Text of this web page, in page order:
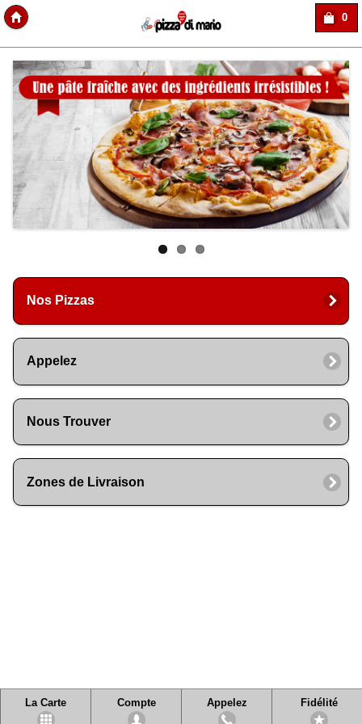
0
Nos Pizzas
Appelez
Nous Trouver
Zones de Livraison
La Carte Compte Appelez Fidélité
Copyright Des-click